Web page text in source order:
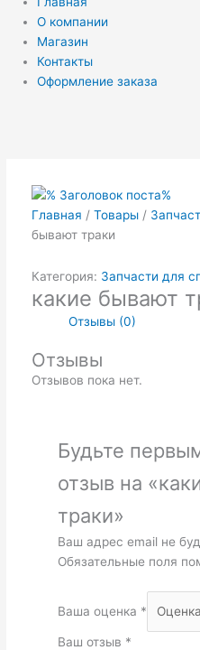
О компании
Магазин
Контакты
Оформление заказа
Главная / Товары/
бывают траки
Категория: Запчасти для
какие бывают
Отзывы (0)
Отзывы
Отзывов пока нет.
Будьте
отзыв на
траки»
Ваш адрес email не
Обязательные поля
Ваша оценка *
Ваш отзыв *